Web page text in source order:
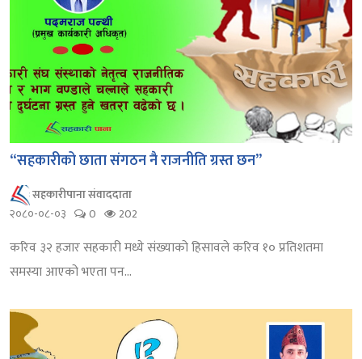
“सहकारीको छाता संगठन नै राजनीति ग्रस्त छन”
सहकारीपाना संवाददाता
२०८०-०८-०३
0 202
करिव ३२ हजार सहकारी मध्ये संख्याको हिसावले करिव १० प्रतिशतमा
समस्या आएको भएता पन...